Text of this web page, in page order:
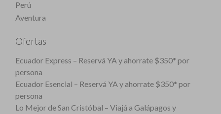
Perú
Aventura
Ofertas
Ecuador Express – Reservá YA y ahorrate $350* por
persona
Ecuador Esencial – Reservá YA y ahorrate $350* por
persona
Lo Mejor de San Cristóbal – Viajá a Galápagos y